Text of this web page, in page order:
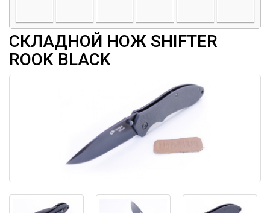
СКЛАДНОЙ НОЖ SHIFTER
ROOK BLACK